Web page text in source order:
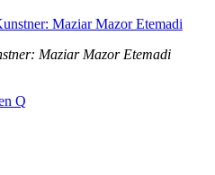
Maziar Mazor Etemadi
Q